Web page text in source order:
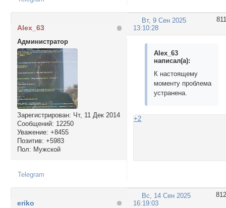
811
Вт, 9 Сен 2025
13:10:28
Alex_63
Администратор
Зарегистрирован: Чт, 11 Дек 2014
Сообщений: 12250
Уважение: +8455
Позитив: +5983
Пол: Мужской
Alex_63
написал(а):
К настоящему
моменту проблема
устранена.
+2
Telegram
812
Вс, 14 Сен 2025
16:19:03
eriko